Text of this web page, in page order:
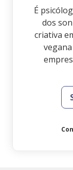
É
dos
criativa